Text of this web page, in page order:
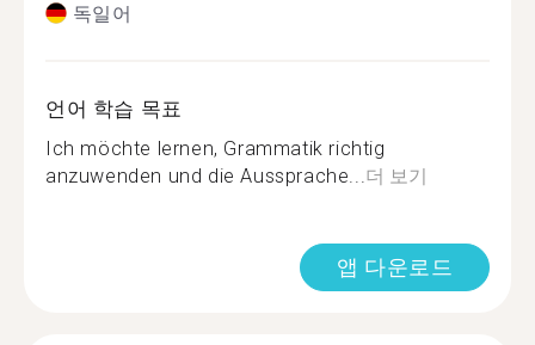
독일어
언어 학습 목표
Ich möchte lernen, Grammatik richtig
anzuwenden und die Aussprache... 더 보기
앱 다운로드